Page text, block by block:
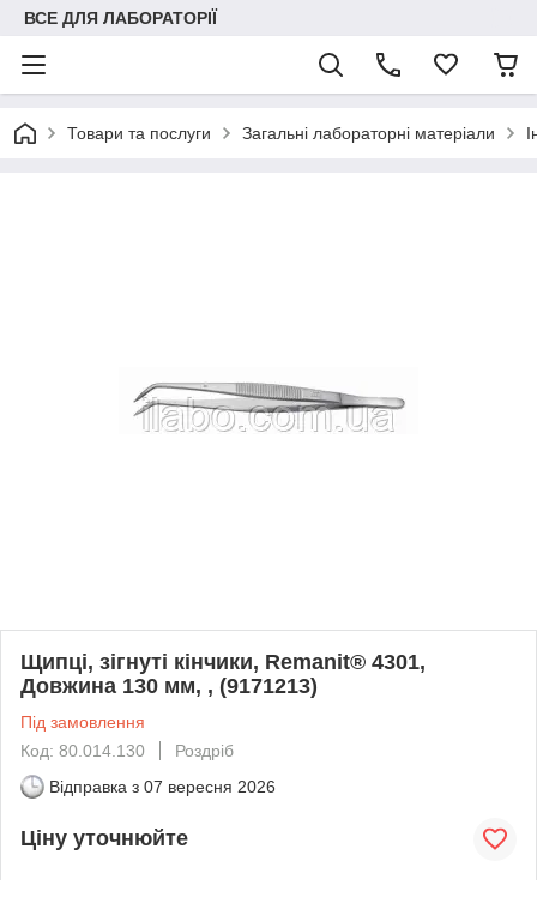
ВСЕ ДЛЯ ЛАБОРАТОРІЇ
Товари та послуги Загальні лабораторні матеріали
Щипці, зігнуті кінчики, Remanit® 4301,
Довжина 130 мм, , (9171213)
Під замовлення
Код: 80.014.130
Роздріб
Відправка з 07 вересня 2026
Ціну уточнюйте